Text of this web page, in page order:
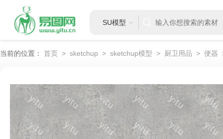
SU模型
当前的位置： 首页 > sketchup > sketchup模型 > 厨卫用品 > 便器